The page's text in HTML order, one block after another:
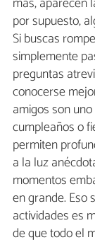
por supuesto,
Si buscas
simplemente
preguntas
conocerse
amigos son
cumpleaños o
permiten
a la luz
momentos
en grande. Eso
actividades es
de que todo el